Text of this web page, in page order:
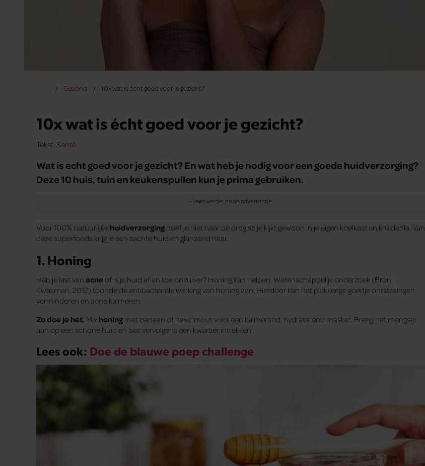
Gezond 10x wat is écht goed voor je gezicht?
10x wat is écht goed voor je gezicht?
Tekst: Santé
Wat is echt goed voor je gezicht? En wat heb je nodig voor een goede huidverzorging?
Deze 10 huis, tuin en keukenspullen kun je prima gebruiken.
Voor 100% natuurlijke huidverzorging hoef je niet naar de drogist: je kijkt gewoon in je eigen koelkast en kruidenla. Van
deze superfoods krijg je een zachte huid en glanzend haar.
1. Honing
Heb je last van acne of is je huid af en toe onzuiver? Honing kan helpen. Wetenschappelijk onderzoek (Bron:
Kwakman, 2012) toonde de antibacteriële werking van honing aan. Hierdoor kan het plakkerige goedje ontstekingen
verminderen en acne kalmeren.
Zo doe je het. Mix honing met banaan of havermout voor een kalmerend, hydraterend masker. Breng het mengsel
aan op een schone huid en laat vervolgens een kwartier intrekken.
Lees ook: Doe de blauwe poep challenge